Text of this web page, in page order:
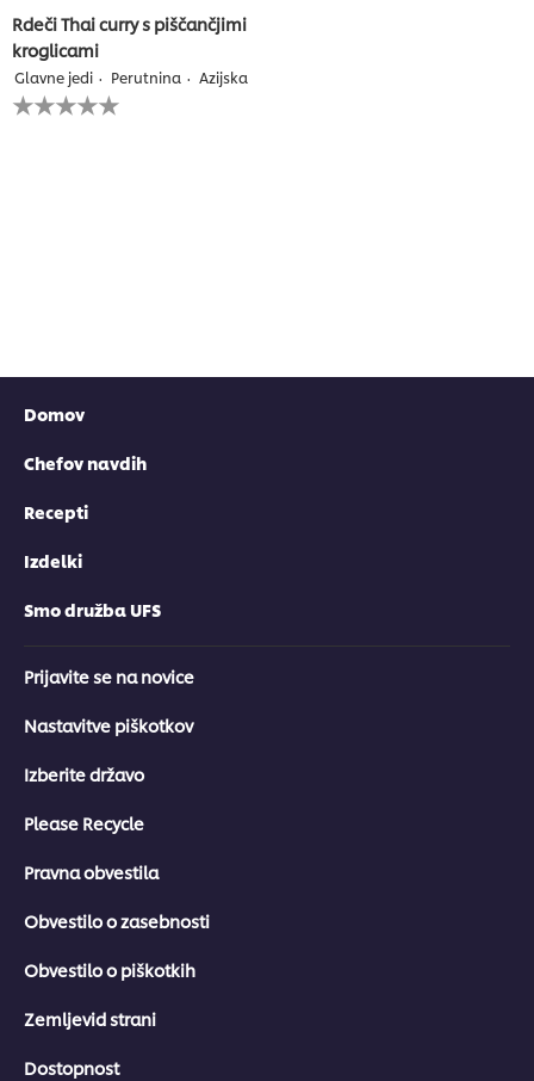
Rdeči Thai curry s piščančjimi
kroglicami
Glavne jedi Perutnina Azijska
Za
to
Domov
Chefov navdih
Recepti
Izdelki
Smo družba UFS
Prijavite se na novice
Nastavitve piškotkov
Izberite državo
Please Recycle
Pravna obvestila
Obvestilo o zasebnosti
Obvestilo o piškotkih
Zemljevid strani
Dostopnost